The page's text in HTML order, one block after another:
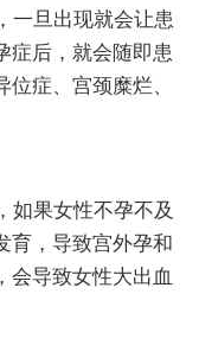
一旦出现就会让患
症后，就会随即患
症、宫颈糜烂、
如果女性不孕不及
育，导致宫外孕和
会导致女性大出血